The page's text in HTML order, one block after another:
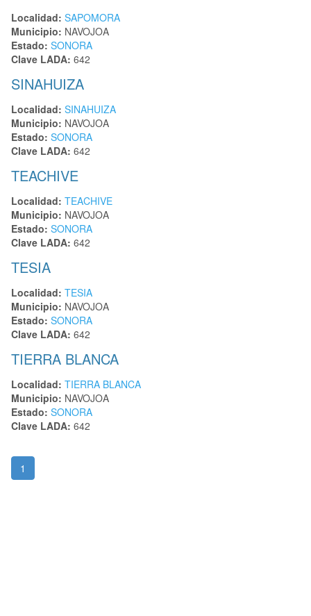
Localidad: SAPOMORA
Municipio: NAVOJOA
Estado: SONORA
Clave LADA: 642
SINAHUIZA
Localidad: SINAHUIZA
Municipio: NAVOJOA
Estado: SONORA
Clave LADA: 642
TEACHIVE
Localidad: TEACHIVE
Municipio: NAVOJOA
Estado: SONORA
Clave LADA: 642
TESIA
Localidad: TESIA
Municipio: NAVOJOA
Estado: SONORA
Clave LADA: 642
TIERRA BLANCA
Localidad: TIERRA BLANCA
Municipio: NAVOJOA
Estado: SONORA
Clave LADA: 642
1